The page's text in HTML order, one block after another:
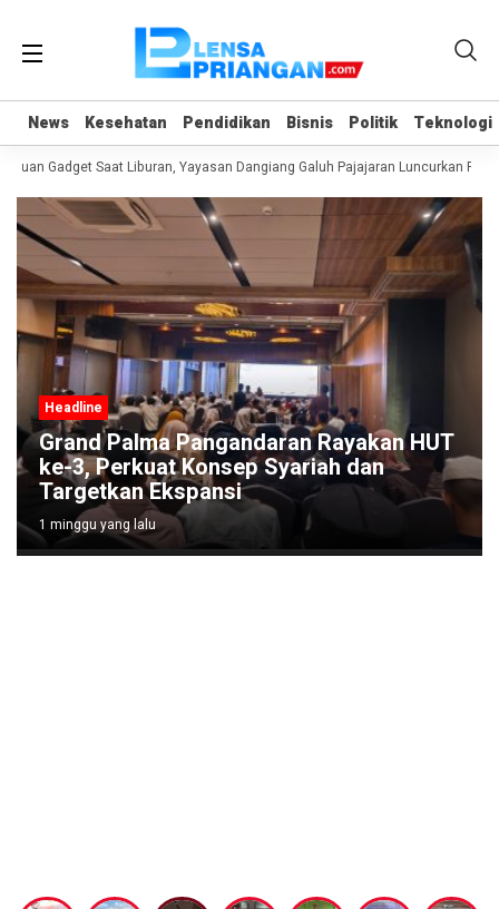
News Kesehatan Pendidikan Bisnis Politik Teknologi
News Kesehatan Pendidikan Bisnis Politik Teknologi
Gadget Saat Liburan, Yayasan Dangiang Galuh Pajajaran Luncurkan
Headline
Grand Palma Pangandaran Rayakan HUT
ke-3, Perkuat Konsep Syariah dan
Targetkan Ekspansi
1 minggu yang lalu